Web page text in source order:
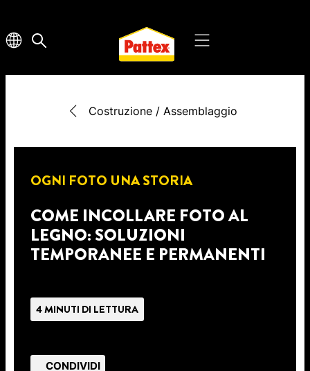
Costruzione / Assemblaggio
OGNI FOTO UNA STORIA
COME INCOLLARE FOTO AL
LEGNO: SOLUZIONI
TEMPORANEE E PERMANENTI
4 MINUTI DI LETTURA
CONDIVIDI